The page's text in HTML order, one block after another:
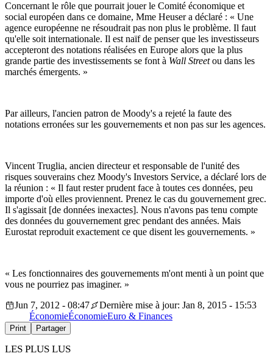
Concernant le rôle que pourrait jouer le Comité économique et
social européen dans ce domaine, Mme Heuser a déclaré : « Une
agence européenne ne résoudrait pas non plus le problème. Il faut
qu'elle soit internationale. Il est naïf de penser que les investisseurs
accepteront des notations réalisées en Europe alors que la plus
grande partie des investissements se font à Wall Streetou dans les
marchés émergents. »
Par ailleurs, l'ancien patron de Moody's a rejeté la faute des
notations erronées sur les gouvernements et non pas sur les agences.
Vincent Truglia, ancien directeur et responsable de l'unité des
risques souverains chez Moody's Investors Service, a déclaré lors de
la réunion : « Il faut rester prudent face à toutes ces données, peu
importe d'où elles proviennent. Prenez le cas du gouvernement grec.
Il s'agissait [de données inexactes]. Nous n'avons pas tenu compte
des données du gouvernement grec pendant des années. Mais
Eurostat reproduit exactement ce que disent les gouvernements. »
« Les fonctionnaires des gouvernements m'ont menti à un point que
vous ne pourriez pas imaginer. »
Jun 7, 2012 - 08:47
Dernière mise à jour: Jan 8, 2015 - 15:53
ÉconomieÉconomieEuro & Finances
Print Partager
LES PLUS LUS